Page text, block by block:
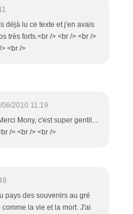
déjà lu ce texte et j'en avais
très forts.<br /> <br /> <br />
<br />
06/2010 11:19
Mony, c'est super gentil...
/> <br /> <br />
pays des souvenirs au gré
la vie et la mort. J'ai